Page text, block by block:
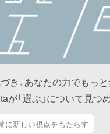
き、あなたの力でもっと
「選ぶ」について見つ
に新しい視点をもたらす